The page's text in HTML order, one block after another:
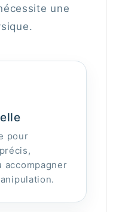
une
pour
accompagner